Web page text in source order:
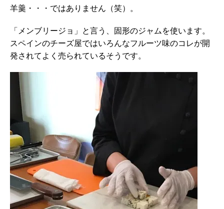
羊羹・・・ではありません（笑）。
「メンブリージョ」と言う、固形のジャムを使います。
スペインのチーズ屋ではいろんなフルーツ味のコレが開
発されてよく売られているそうです。